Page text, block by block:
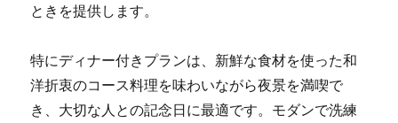
ときを提供します。
特にディナー付きプランは、新鮮な食材を使った和
洋折衷のコース料理を味わいながら夜景を満喫で
き、大切な人との記念日に最適です。モダンで洗練